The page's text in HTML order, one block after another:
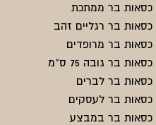
כסאות בר ממתכת
כסאות בר רגליים זהב
כסאות בר מרופדים
כסאות בר גובה 75 ס"מ
כסאות בר לברים
כסאות בר לעסקים
כסאות בר במבצע